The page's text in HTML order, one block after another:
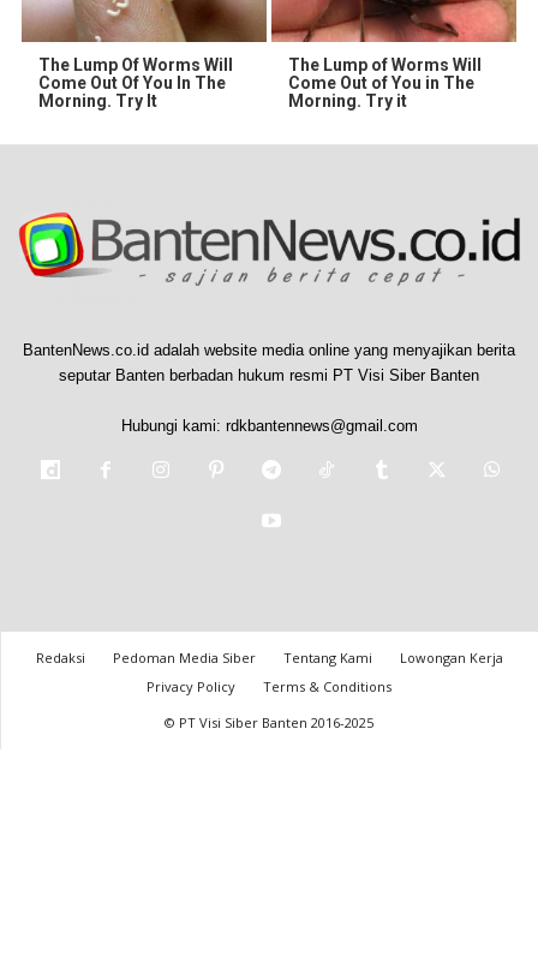
The Lump Of Worms Will
Come Out Of You In The
Morning. Try It
The Lump of Worms Will
Come Out of You in The
Morning. Try it
BantenNews.co.id adalah website media online yang menyajikan berita
seputar Banten berbadan hukum resmi PT Visi Siber Banten
Hubungi kami: rdkbantennews@gmail.com
Redaksi Pedoman Media Siber Tentang Kami
Lowongan Kerja
Privacy Policy
Terms & Conditions
© PT Visi Siber Banten 2016-2025